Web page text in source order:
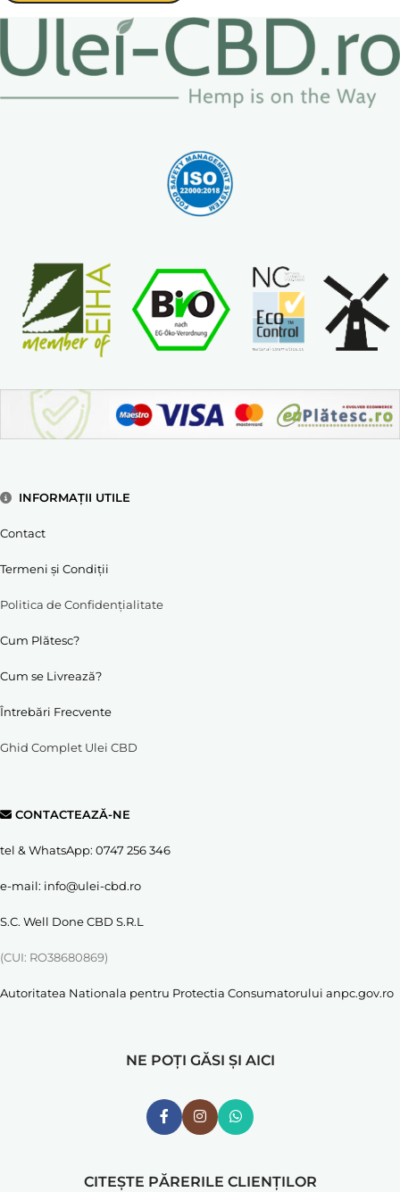
INFORMAȚII UTILE
Contact
Termeni și Condiții
Politica de Confidențialitate
Cum Plătesc?
Cum se Livrează?
Întrebări Frecvente
Ghid Complet Ulei CBD
CONTACTEAZĂ-NE
tel & WhatsApp: 0747 256 346
e-mail: info@ulei-cbd.ro
S.C. Well Done CBD S.R.L
(CUI: RO38680869)
Autoritatea Nationala pentru Protectia Consumatorului anpc.gov.ro
NE POȚI GĂSI ȘI AICI
CITEȘTE PĂRERILE CLIENȚILOR